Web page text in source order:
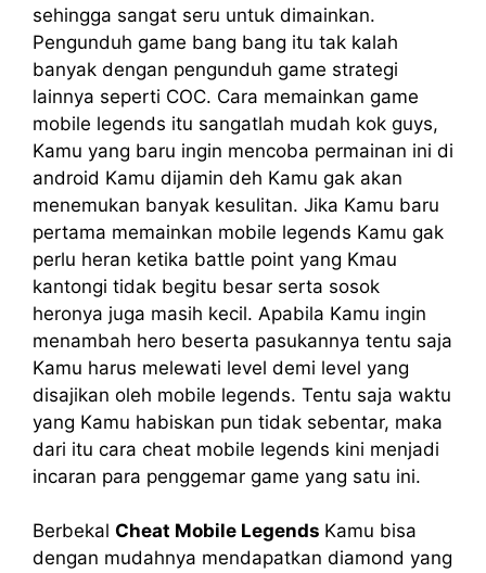
sehingga sangat seru untuk dimainkan.
Pengunduh game bang bang itu tak kalah
banyak dengan pengunduh game strategi
lainnya seperti COC. Cara memainkan game
mobile legends itu sangatlah mudah kok guys,
Kamu yang baru ingin mencoba permainan ini di
android Kamu dijamin deh Kamu gak akan
menemukan banyak kesulitan. Jika Kamu baru
pertama memainkan mobile legends Kamu gak
perlu heran ketika battle point yang Kmau
kantongi tidak begitu besar serta sosok
heronya juga masih kecil. Apabila Kamu ingin
menambah hero beserta pasukannya tentu saja
Kamu harus melewati level demi level yang
disajikan oleh mobile legends. Tentu saja waktu
yang Kamu habiskan pun tidak sebentar, maka
dari itu cara cheat mobile legends kini menjadi
incaran para penggemar game yang satu ini.
Berbekal Cheat Mobile Legends Kamu bisa
dengan mudahnya mendapatkan diamond yang